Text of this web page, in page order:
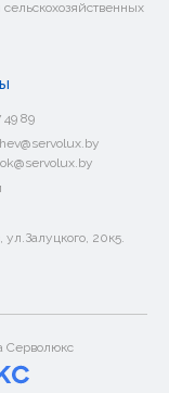
49 89
ул.Залуцкого, 20к5.
Серволюкс